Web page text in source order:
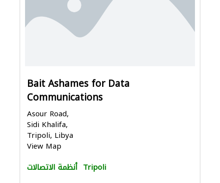
Bait Ashames for Data
Communications
Asour Road,
Sidi Khalifa,
Tripoli, Libya
View Map
أنظمة الاتصالات Tripoli